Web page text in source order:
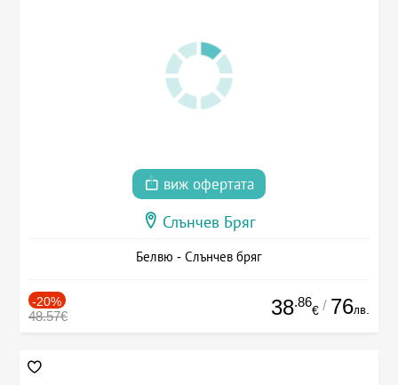
виж офертата
Слънчев Бряг
Белвю - Слънчев бряг
-20%
48.57€ 38.86
€ / 76лв.